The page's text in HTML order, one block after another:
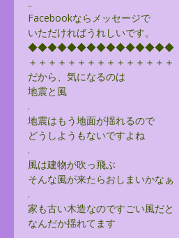
..
Facebookならメッセージで
いただければうれしいです。
◆◆◆◆◆◆◆◆◆◆◆◆◆◆◆
＋＋＋＋＋＋＋＋＋＋＋＋＋＋＋
だから、気になるのは
地震と風
.
地震はもう地面が揺れるので
どうしようもないですよね
.
風は建物が吹っ飛ぶ
そんな風が来たらおしまいかなぁ
.
家も古い木造なのですごい風だと
なんだか揺れてます